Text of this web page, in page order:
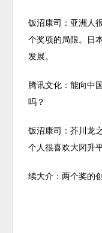
饭沼康司：亚洲人
个奖项的局限。日
发展。
腾讯文化：能向中
吗？
饭沼康司：芥川龙
个人很喜欢大冈升
续大介：两个奖的